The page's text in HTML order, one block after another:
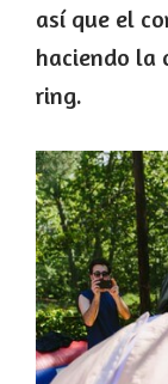
así que el
haciendo la
ring.